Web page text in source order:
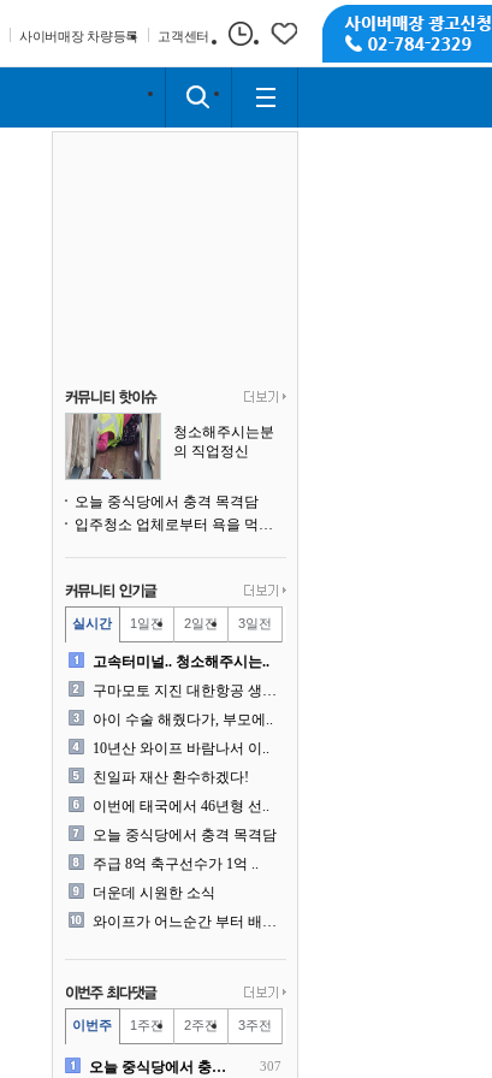
사이버매장 차량등록 고객센터
청소해주시는분
의 직업정신
오늘 중식당에서 충격 목격담
입주청소 업체로부터 욕을 먹고 있습니다
실시간 1일전 2일전 3일전
고속터미널.. 청소해주시는..
구마모토 지진 대한항공 생수..
아이 수술 해줬다가, 부모에..
10년산 와이프 바람나서 이..
친일파 재산 환수하겠다!
이번에 태국에서 46년형 선..
오늘 중식당에서 충격 목격담
주급 8억 축구선수가 1억 ..
더운데 시원한 소식
와이프가 어느순간 부터 배달..
이번주 1주전 2주전 3주전
오늘 중식당에서 충격 목격담 307